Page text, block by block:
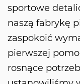
sportowe
naszą fabrykę
zaspokoić
pierwszej
rosnące